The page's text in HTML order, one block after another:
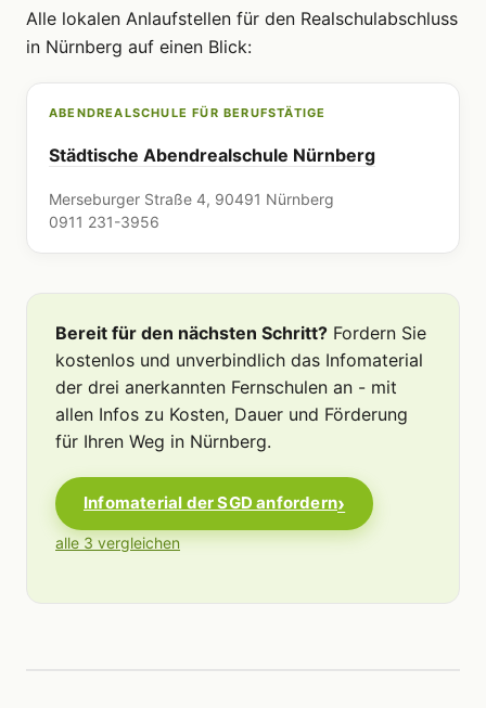
Alle lokalen Anlaufstellen für den Realschulabschluss
in Nürnberg auf einen Blick:
ABENDREALSCHULE FÜR BERUFSTÄTIGE
Städtische Abendrealschule Nürnberg
Merseburger Straße 4, 90491 Nürnberg
0911 231-3956
Bereit für den nächsten Schritt? Fordern Sie
kostenlos und unverbindlich das Infomaterial
der drei anerkannten Fernschulen an - mit
allen Infos zu Kosten, Dauer und Förderung
für Ihren Weg in Nürnberg.
Infomaterial der SGD anfordern
alle 3 vergleichen